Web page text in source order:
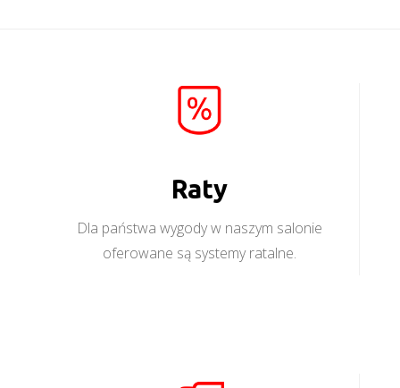
Raty
Dla państwa wygody w naszym salonie
oferowane są systemy ratalne.